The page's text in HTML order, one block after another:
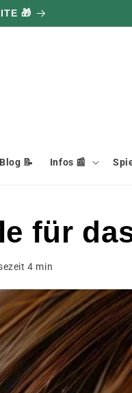
🎁
Blog 📝 Infos 📰
für
4 min